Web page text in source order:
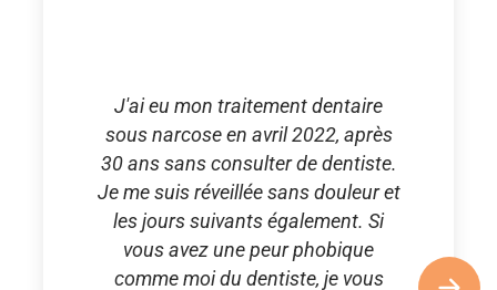
J'ai eu mon traitement dentaire
sous narcose en avril 2022, après
30 ans sans consulter de dentiste.
Je me suis réveillée sans douleur et
les jours suivants également. Si
vous avez une peur phobique
comme moi du dentiste, je vous